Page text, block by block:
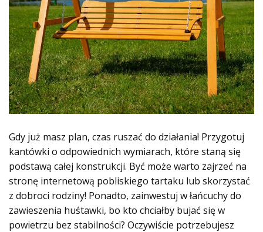
Gdy już masz plan, czas ruszać do działania! Przygotuj
kantówki o odpowiednich wymiarach, które staną się
podstawą całej konstrukcji. Być może warto zajrzeć na
stronę internetową pobliskiego tartaku lub skorzystać
z dobroci rodziny! Ponadto, zainwestuj w łańcuchy do
zawieszenia huśtawki, bo kto chciałby bujać się w
powietrzu bez stabilności? Oczywiście potrzebujesz